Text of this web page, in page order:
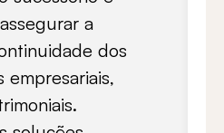
a
dos
empresariais,